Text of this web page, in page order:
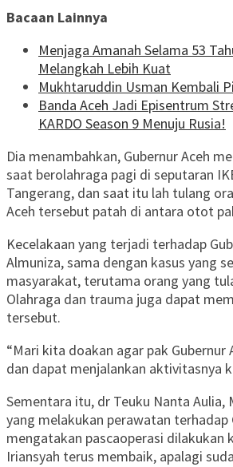
Bacaan Lainnya
Menjaga Amanah Selama 53
Melangkah Lebih Kuat
Mukhtaruddin Usman Kembali
Banda Aceh Jadi Episentrum
KARDO Season 9 Menuju Rusia!
Dia menambahkan, Gubernur Aceh
saat berolahraga pagi di seputaran
Tangerang, dan saat itu lah tulang
Aceh tersebut patah di antara otot
Kecelakaan yang terjadi terhadap
Almuniza, sama dengan kasus yang
masyarakat, terutama orang yang
Olahraga dan trauma juga dapat
tersebut.
“Mari kita doakan agar pak Gubernur
dan dapat menjalankan aktivitasnya
Sementara itu, dr Teuku Nanta Aulia,
yang melakukan perawatan terhadap
mengatakan pascaoperasi dilakukan
Iriansyah terus membaik, apalagi